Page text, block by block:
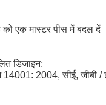
को एक मास्टर पीस में बदल दें
डिजाइन;
2004, सीई, जीबी /